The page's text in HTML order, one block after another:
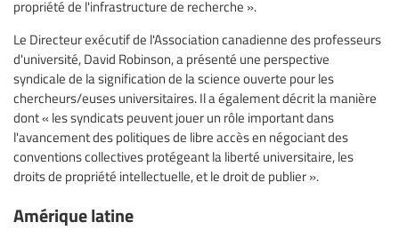
propriété de l'infrastructure de recherche ».
Le Directeur exécutif de l'Association canadienne des professeurs
d'université, David Robinson, a présenté une perspective
syndicale de la signification de la science ouverte pour les
chercheurs/euses universitaires. Il a également décrit la manière
dont « les syndicats peuvent jouer un rôle important dans
l'avancement des politiques de libre accès en négociant des
conventions collectives protégeant la liberté universitaire, les
droits de propriété intellectuelle, et le droit de publier ».
Amérique latine